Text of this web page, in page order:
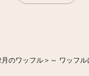
月のワッフル＞～ ワッフ